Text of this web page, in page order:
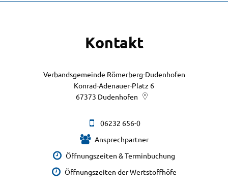
Kontakt
Verbandsgemeinde Römerberg-Dudenhofen
Konrad-Adenauer-Platz 6
67373 Dudenhofen
06232 656-0
Ansprechpartner
Öffnungszeiten & Terminbuchung
Öffnungszeiten der Wertstoffhöfe